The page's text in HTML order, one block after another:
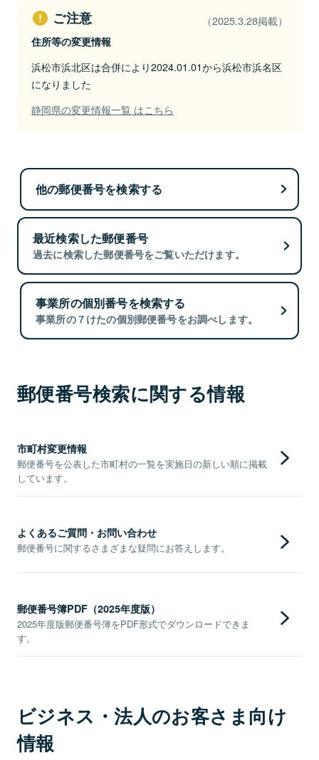
ご注意 （2025.3.28掲載）
住所等の変更情報
浜松市浜北区は合併により2024.01.01から浜松市浜名区
になりました
静岡県の変更情報一覧 はこちら
他の郵便番号を検索する
最近検索した郵便番号
過去に検索した郵便番号をご覧いただけます。
事業所の個別番号を検索する
事業所の７けたの個別郵便番号をお調べします。
郵便番号検索に関する情報
市町村変更情報
郵便番号を公表した市町村の一覧を実施日の新しい順に掲載
しています。
よくあるご質問・お問い合わせ
郵便番号に関するさまざまな疑問にお答えします。
郵便番号簿PDF（2025年度版）
2025年度版郵便番号簿をPDF形式でダウンロードできま
す。
ビジネス・法人のお客さま向け
情報